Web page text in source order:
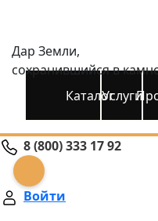
Дар Земли,
сохранившийся в
КаталогУслуги
8 (800) 333 17 92
Войти